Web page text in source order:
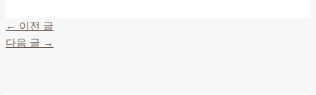
← 이전 글
다음 글 →